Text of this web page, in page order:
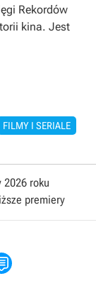
Rekordów
kina. Jest
FILMY I SERIALE
2026 roku
premiery